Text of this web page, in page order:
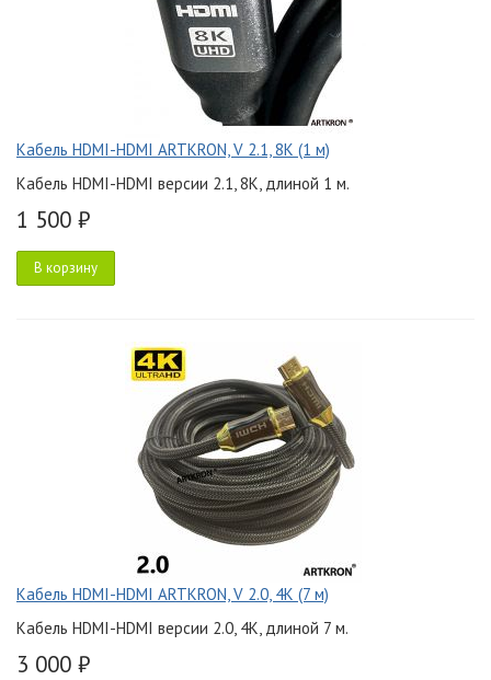
Кабель HDMI-HDMI ARTKRON, V 2.1, 8K (1 м)
Кабель HDMI-HDMI версии 2.1, 8K, длиной 1 м.
1 500 ₽
В корзину
Кабель HDMI-HDMI ARTKRON, V 2.0, 4K (7 м)
Кабель HDMI-HDMI версии 2.0, 4K, длиной 7 м.
3 000 ₽